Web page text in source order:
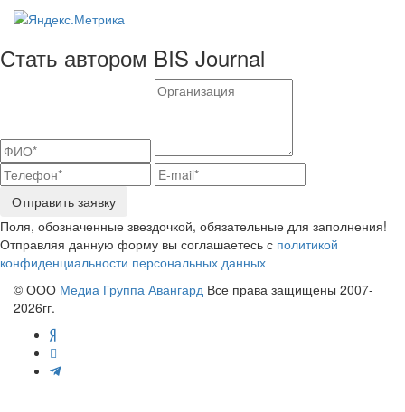
Стать автором BIS Journal
Отправить заявку
Поля, обозначенные звездочкой, обязательные для заполнения!
Отправляя данную форму вы соглашаетесь с политикой
конфиденциальности персональных данных
© ООО Медиа Группа Авангард Все права защищены 2007-
2026гг.